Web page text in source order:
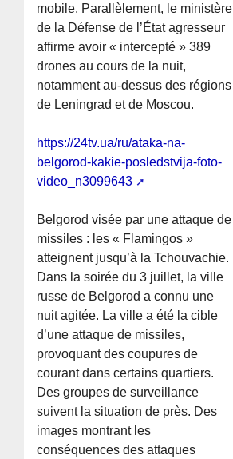
mobile. Parallèlement, le ministère
de la Défense de l’État agresseur
affirme avoir « intercepté » 389
drones au cours de la nuit,
notamment au-dessus des régions
de Leningrad et de Moscou.
https://24tv.ua/ru/ataka-na-
belgorod-kakie-posledstvija-foto-
video_n3099643
Belgorod visée par une attaque de
missiles : les « Flamingos »
atteignent jusqu’à la Tchouvachie.
Dans la soirée du 3 juillet, la ville
russe de Belgorod a connu une
nuit agitée. La ville a été la cible
d’une attaque de missiles,
provoquant des coupures de
courant dans certains quartiers.
Des groupes de surveillance
suivent la situation de près. Des
images montrant les
conséquences des attaques